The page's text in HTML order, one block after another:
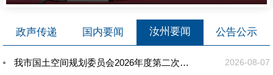
政声传递 国内要闻 汝州要闻 公告公示
我市国土空间规划委员会2026年度第二次主任会议召开 2026-08-07